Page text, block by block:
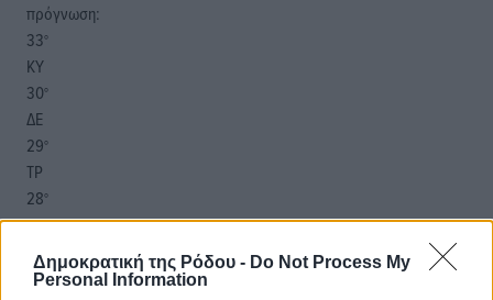
Δημοκρατική της Ρόδου - Do Not Process My
Personal Information
πρόγνωση:
33°
ΚΥ
30°
ΔΕ
29°
ΤΡ
28°
ΤΕ